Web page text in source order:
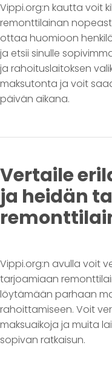
Vippi.org:n kautta voit
remonttilainan
ottaa huomioon
ja etsii sinulle
ja rahoituslaitoksen
maksutonta ja voit
päivän aikana.
Vertaile
ja heidän
Vippi.org:n avulla voit
tarjoamiaan
löytämään parhaan
rahoittamiseen. Voit
maksuaikoja ja muita
sopivan ratkaisun.